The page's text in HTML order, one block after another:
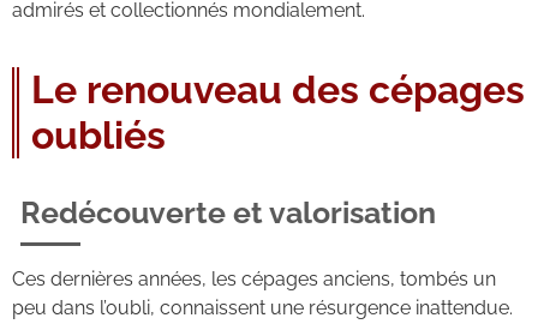
admirés et collectionnés mondialement.
Le renouveau des cépages
oubliés
Redécouverte et valorisation
Ces dernières années, les cépages anciens, tombés un
peu dans l’oubli, connaissent une résurgence inattendue.